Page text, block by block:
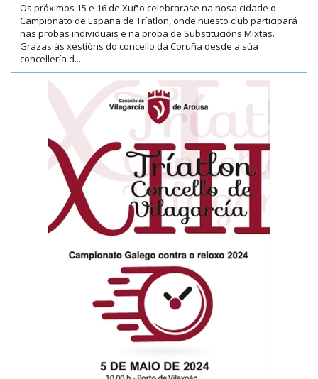
Os próximos 15 e 16 de Xuño celebrarase na nosa cidade o
Campionato de España de Tríatlon, onde nuesto club participará
nas probas individuais e na proba de Substitucións Mixtas.
Grazas ás xestións do concello da Coruña desde a súa
concellería d...